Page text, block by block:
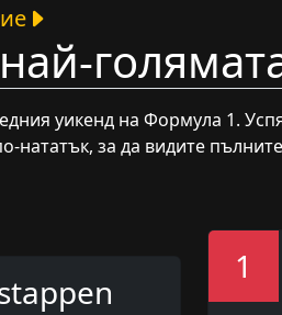
уикенд на Формула 1.
нататък, за да видите
1